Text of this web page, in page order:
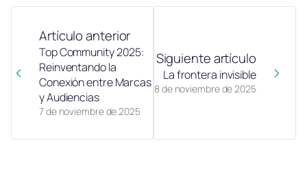
Artículo anterior
7 de noviembre de 2025
Top Community 2025:
Reinventando la
Conexión entre Marcas
y Audiencias
Siguiente artículo
8 de noviembre de 2025
La frontera invisible